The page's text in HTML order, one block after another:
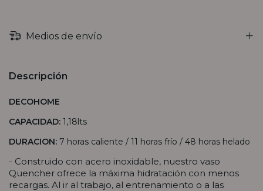
Medios de envío
Descripción
DECOHOME
CAPACIDAD: 1,18lts
DURACION: 7 horas caliente / 11 horas frío / 48 horas helado
- Construido con acero inoxidable, nuestro vaso
Quencher ofrece la máxima hidratación con menos
recargas. Al ir al trabajo, al entrenamiento o a las